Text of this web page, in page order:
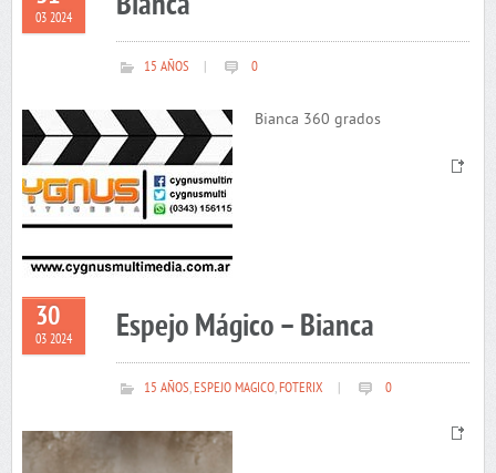
03 2024
15 AÑOS 0
Bianca 360 grados
30
03 2024 Espejo Mágico – Bianca
15 AÑOS,ESPEJO MAGICO,FOTERIX 0